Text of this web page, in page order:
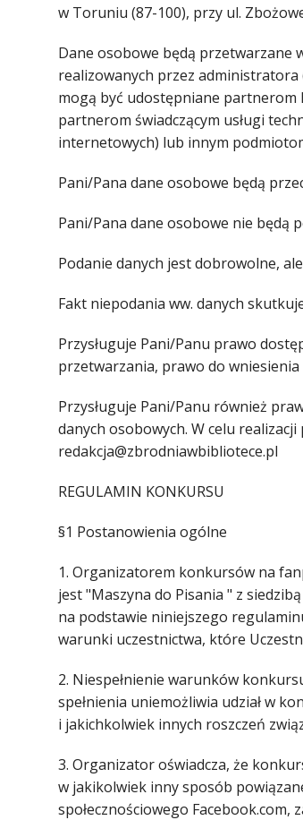
w Toruniu (87-100), przy ul.
Dane osobowe będą przetwarzane
realizowanych przez administratora
mogą być udostępniane partnerom
partnerom świadczącym usługi
internetowych) lub innym
Pani/Pana dane osobowe będą
Pani/Pana dane osobowe nie będą
Podanie danych jest dobrowolne,
Fakt niepodania ww. danych
Przysługuje Pani/Panu prawo
przetwarzania, prawo do
Przysługuje Pani/Panu również
danych osobowych. W celu
redakcja@zbrodniawbibliotece.pl
REGULAMIN KONKURSU
§1 Postanowienia ogólne
1. Organizatorem konkursów na
jest "Maszyna do Pisania " z
na podstawie niniejszego
warunki uczestnictwa, które
2. Niespełnienie warunków
spełnienia uniemożliwia udział w
i jakichkolwiek innych roszczeń
3. Organizator oświadcza, że
w jakikolwiek inny sposób
społecznościowego